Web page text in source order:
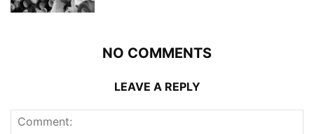
NO COMMENTS
LEAVE A REPLY